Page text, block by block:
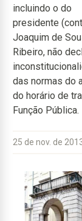
incluindo o do
presidente
Joaquim de
Ribeiro, não
das normas do
do horário de
Função Pública.
25 de nov. de